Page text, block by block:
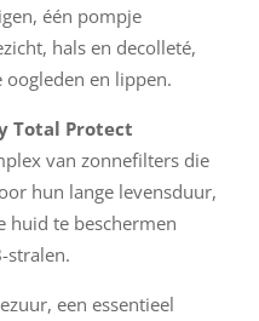
één pompje
hals en decolleté,
en lippen.
Total Protect
van zonnefilters die
hun lange levensduur,
huid te beschermen
stralen.
een essentieel